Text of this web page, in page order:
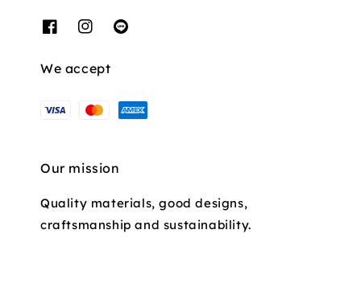
We accept
Our mission
Quality materials, good designs,
craftsmanship and sustainability.